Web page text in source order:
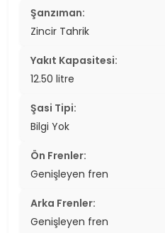
Şanzıman:
Zincir Tahrik
Yakıt Kapasitesi:
12.50 litre
Şasi Tipi:
Bilgi Yok
Ön Frenler:
Genişleyen fren
Arka Frenler:
Genişleyen fren